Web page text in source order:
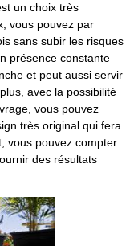
un choix très
vous pouvez par
sans subir les risques
présence constante
et peut aussi servir
avec la possibilité
vous pouvez
très original qui fera
vous pouvez compter
des résultats